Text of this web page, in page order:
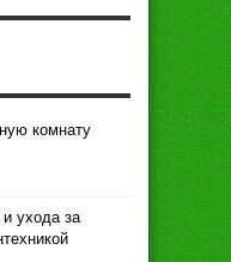
комнату
ухода за